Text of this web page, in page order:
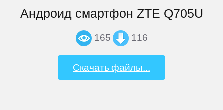
Андроид смартфон ZTE Q705U
165 116
Скачать файлы...
Impression